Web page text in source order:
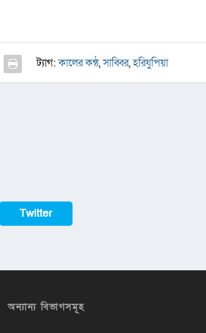
ট্যাগ:কালের কন্ঠ,সাব্বির,হরিযুপিয়া
Twitter
অন্যান্য বিভাগসমূহ